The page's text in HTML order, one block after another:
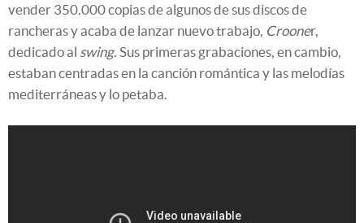
vender 350.000 copias de algunos de sus discos de
rancheras y acaba de lanzar nuevo trabajo, Crooner,
dedicado al swing. Sus primeras grabaciones, en cambio,
estaban centradas en la canción romántica y las melodías
mediterráneas y lo petaba.